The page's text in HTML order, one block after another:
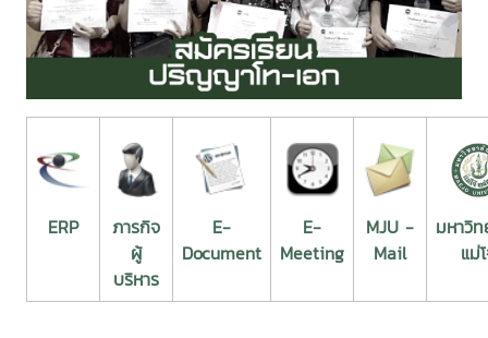
ERP
ภารกิจ
ผู้
บริหาร
E-
Document
E-
Meeting
MJU -
Mail
มหาวิ
แม่